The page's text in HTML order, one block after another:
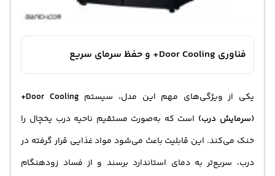
فناوری Door Cooling+ و حفظ سرمای سریع
یکی از ویژگی‌های مهم این مدل، سیستم
Door Cooling+
(سرمایش درب) است که به‌صورت مستقیم ناحیه درب یخچال را
خنک می‌کند. این قابلیت باعث می‌شود مواد غذایی قرار گرفته در
درب، سریع‌تر به دمای استاندارد برسند و از فساد زودهنگام